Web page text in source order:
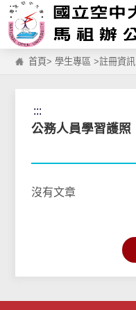
跳到主要內容區塊
:::
首頁>學生專區 >註冊資訊
:::
公務人員學習護照
沒有文章